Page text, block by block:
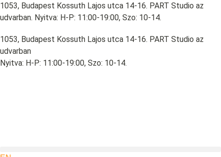
Ugrás
a
1053, Budapest Kossuth Lajos utca 14-16. PART Studio az
udvarban. Nyitva: H-P: 11:00-19:00, Szo: 10-14.
1053, Budapest Kossuth Lajos utca 14-16. PART Studio az
udvarban
Nyitva: H-P: 11:00-19:00, Szo: 10-14.